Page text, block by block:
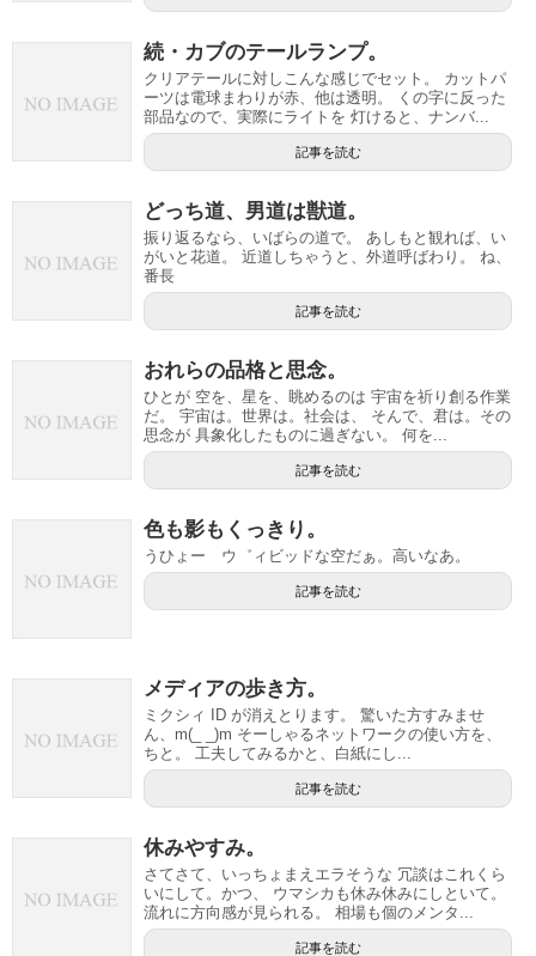
続・カブのテールランプ。
クリアテールに対しこんな感じでセット。 カットパ
ーツは電球まわりが赤、他は透明。 くの字に反った
部品なので、実際にライトを 灯けると、ナンバ...
記事を読む
どっち道、男道は獣道。
振り返るなら、いばらの道で。 あしもと観れば、い
がいと花道。 近道しちゃうと、外道呼ばわり。 ね、
番長
記事を読む
おれらの品格と思念。
ひとが 空を、星を、眺めるのは 宇宙を祈り創る作業
だ。 宇宙は。世界は。社会は、 そんで、君は。その
思念が 具象化したものに過ぎない。 何を...
記事を読む
色も影もくっきり。
うひょー ウ゛ィビッドな空だぁ。高いなあ。
記事を読む
メディアの歩き方。
ミクシィ ID が消えとります。 驚いた方すみませ
ん、m(_ _)m そーしゃるネットワークの使い方を、
ちと。 工夫してみるかと、白紙にし...
記事を読む
休みやすみ。
さてさて、いっちょまえエラそうな 冗談はこれくら
いにして。かつ、 ウマシカも休み休みにしといて。
流れに方向感が見られる。 相場も個のメンタ...
記事を読む